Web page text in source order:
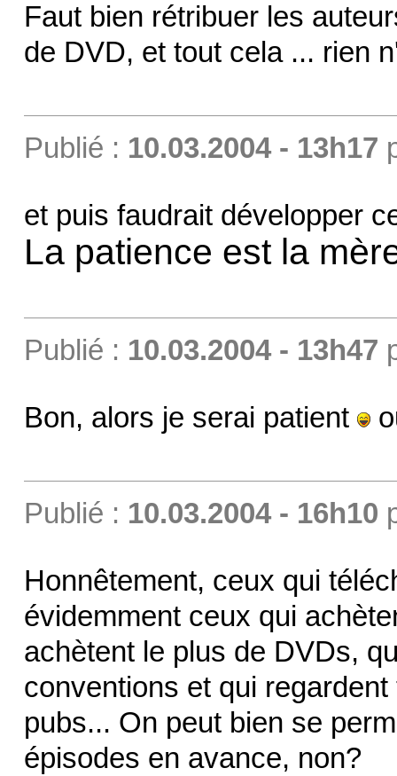
Faut bien rétribuer les
de DVD, et tout cela ... rien
Publié : 10.03.2004 - 13h17
et puis faudrait développer
La patience est la
Publié : 10.03.2004 - 13h47
Bon, alors je serai patient
Publié : 10.03.2004 - 16h10
Honnêtement, ceux qui
évidemment ceux qui
achètent le plus de DVDs,
conventions et qui
pubs... On peut bien se
épisodes en avance, non?